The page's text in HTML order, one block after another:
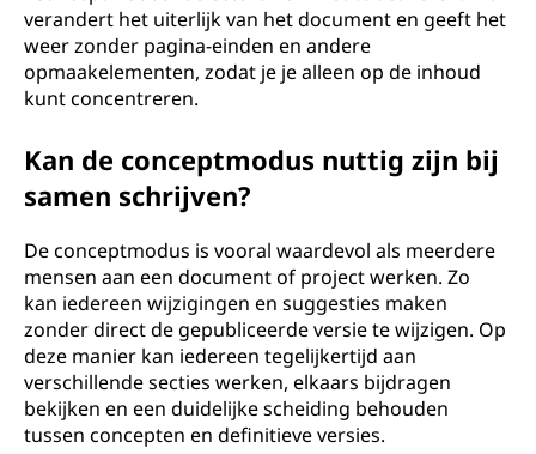
verandert het uiterlijk van het document en geeft het
weer zonder pagina-einden en andere
opmaakelementen, zodat je je alleen op de inhoud
kunt concentreren.
Kan de conceptmodus nuttig zijn bij
samen schrijven?
De conceptmodus is vooral waardevol als meerdere
mensen aan een document of project werken. Zo
kan iedereen wijzigingen en suggesties maken
zonder direct de gepubliceerde versie te wijzigen. Op
deze manier kan iedereen tegelijkertijd aan
verschillende secties werken, elkaars bijdragen
bekijken en een duidelijke scheiding behouden
tussen concepten en definitieve versies.